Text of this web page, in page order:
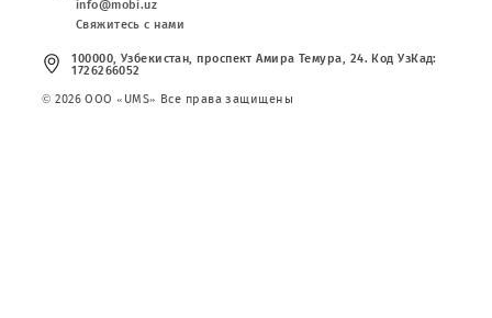
Сервисы
Акции
Новости